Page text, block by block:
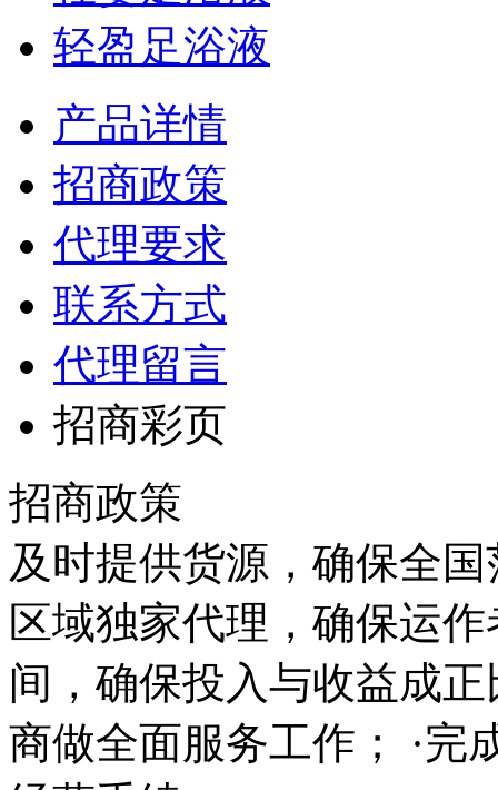
轻盈足浴液
产品详情
招商政策
代理要求
联系方式
代理留言
招商彩页
招商政策
及时提供货源，确保全
区域独家代理，确保运
间，确保投入与收益成
商做全面服务工作； ·完